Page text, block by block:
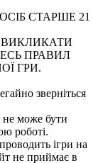
СТАРШЕ 21
ВИКЛИКАТИ
ПРАВИЛ
ГРИ.
зверніться
не може бути
роботі.
ігри на
не приймає в